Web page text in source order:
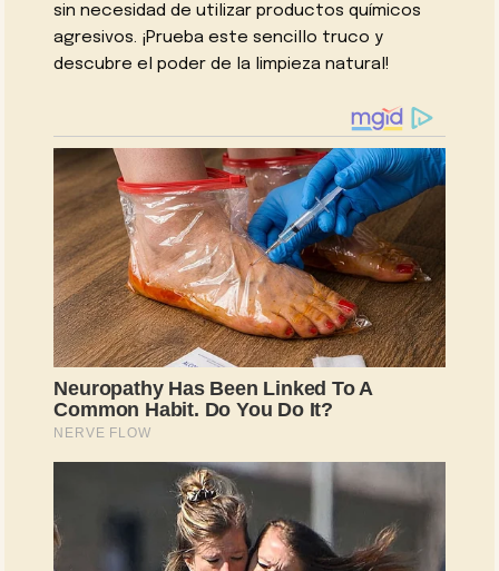
sin necesidad de utilizar productos químicos
agresivos. ¡Prueba este sencillo truco y
descubre el poder de la limpieza natural!